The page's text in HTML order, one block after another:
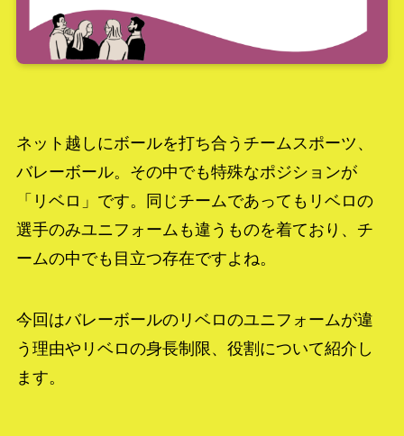
ネット越しにボールを打ち合うチームスポーツ、
バレーボール。その中でも特殊なポジションが
「リベロ」です。同じチームであってもリベロの
選手のみユニフォームも違うものを着ており、チ
ームの中でも目立つ存在ですよね。
今回はバレーボールのリベロのユニフォームが違
う理由やリベロの身長制限、役割について紹介し
ます。